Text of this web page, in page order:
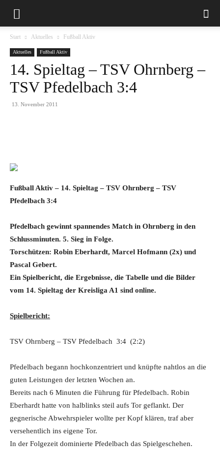
Start Aktuelles Fußball Aktiv
Aktuelles Fußball Aktiv
14. Spieltag – TSV Ohrnberg –
TSV Pfedelbach 3:4
13. November 2011
Fußball Aktiv – 14. Spieltag – TSV Ohrnberg – TSV
Pfedelbach 3:4
Pfedelbach gewinnt spannendes Match in Ohrnberg in den
Schlussminuten. 5. Sieg in Folge.
Torschützen: Robin Eberhardt, Marcel Hofmann (2x) und
Pascal Gebert.
Ein Spielbericht, die Ergebnisse, die Tabelle und die Bilder
vom 14. Spieltag der Kreisliga A1 sind online.
Spielbericht:
TSV Ohrnberg – TSV Pfedelbach 3:4 (2:2)
Pfedelbach begann hochkonzentriert und knüpfte nahtlos an die
guten Leistungen der letzten Wochen an.
Bereits nach 6 Minuten die Führung für Pfedelbach. Robin
Eberhardt hatte von halblinks steil aufs Tor geflankt. Der
gegnerische Abwehrspieler wollte per Kopf klären, traf aber
versehentlich ins eigene Tor.
In der Folgezeit dominierte Pfedelbach das Spielgeschehen.